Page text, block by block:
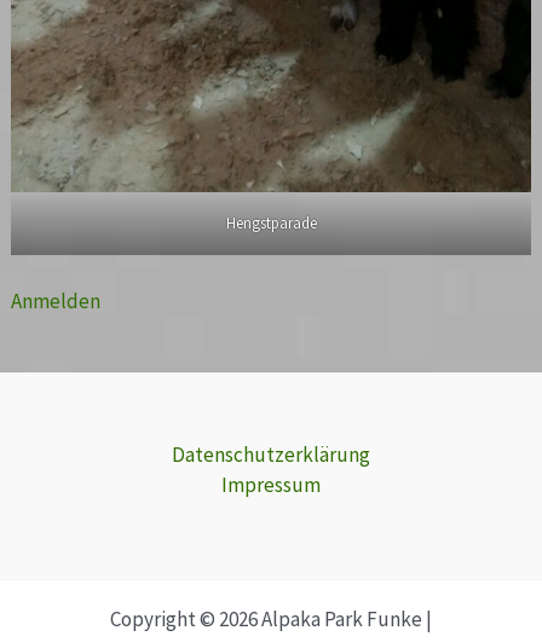
Hengstparade
Anmelden
Datenschutzerklärung
Impressum
Copyright © 2026 Alpaka Park Funke |